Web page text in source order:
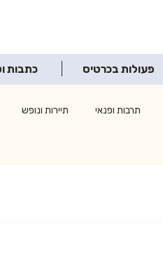
פעולות בכרטיס כתבות
תרבות ופנאי תיירות ונופש